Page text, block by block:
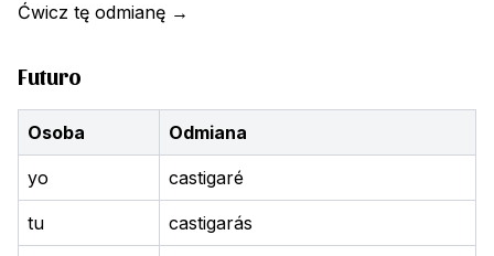
Ćwicz tę odmianę →
Futuro
Osoba Odmiana
yo castigaré
tu castigarás